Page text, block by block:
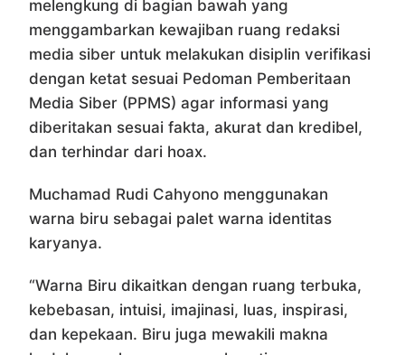
melengkung di bagian bawah yang
menggambarkan kewajiban ruang redaksi
media siber untuk melakukan disiplin verifikasi
dengan ketat sesuai Pedoman Pemberitaan
Media Siber (PPMS) agar informasi yang
diberitakan sesuai fakta, akurat dan kredibel,
dan terhindar dari hoax.
Muchamad Rudi Cahyono menggunakan
warna biru sebagai palet warna identitas
karyanya.
“Warna Biru dikaitkan dengan ruang terbuka,
kebebasan, intuisi, imajinasi, luas, inspirasi,
dan kepekaan. Biru juga mewakili makna